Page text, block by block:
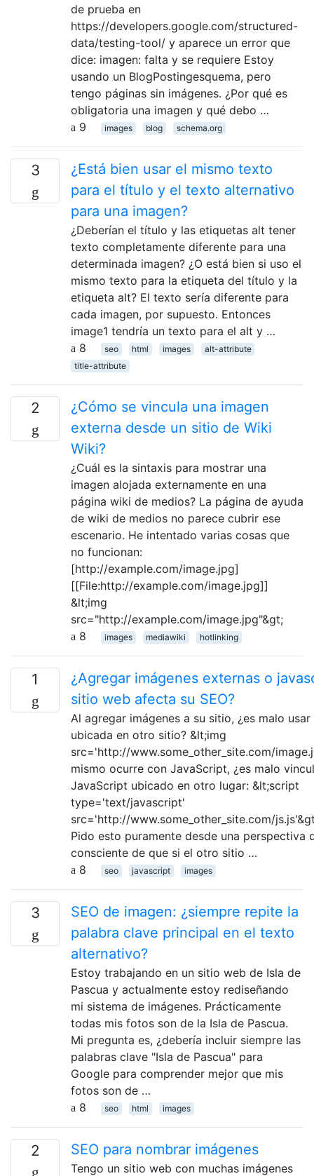
de prueba en
https://developers.google.com/structured-
data/testing-tool/ y aparece un error que
dice: imagen: falta y se requiere Estoy
usando un BlogPostingesquema, pero
tengo páginas sin imágenes. ¿Por qué es
obligatoria una imagen y qué debo …
9
images blog schema.org
3
¿Está bien usar el mismo texto
para el título y el texto alternativo
para una imagen?
¿Deberían el título y las etiquetas alt tener
texto completamente diferente para una
determinada imagen? ¿O está bien si uso el
mismo texto para la etiqueta del título y la
etiqueta alt? El texto sería diferente para
cada imagen, por supuesto. Entonces
image1 tendría un texto para el alt y …
8
seo html images
alt-attribute
title-attribute
2
¿Cómo se vincula una imagen
externa desde un sitio de Wiki
Wiki?
¿Cuál es la sintaxis para mostrar una
imagen alojada externamente en una
página wiki de medios? La página de ayuda
de wiki de medios no parece cubrir ese
escenario. He intentado varias cosas que
no funcionan:
[http://example.com/image.jpg]
[[File:http://example.com/image.jpg]]
&lt;img
src="http://example.com/image.jpg"&gt;
8
images mediawiki hotlinking
1
¿Agregar imágenes externas o
sitio web afecta su SEO?
Al agregar imágenes a su sitio, ¿es malo usar
ubicada en otro sitio? &lt;img
src='http://www.some_other_site.com/
mismo ocurre con JavaScript, ¿es malo
JavaScript ubicado en otro lugar: &lt;script
type='text/javascript'
src='http://www.some_other_site.com/
Pido esto puramente desde una perspectiva
consciente de que si el otro sitio …
8
seo javascript images
3
SEO de imagen: ¿siempre repite la
palabra clave principal en el texto
alternativo?
Estoy trabajando en un sitio web de Isla de
Pascua y actualmente estoy rediseñando
mi sistema de imágenes. Prácticamente
todas mis fotos son de la Isla de Pascua.
Mi pregunta es, ¿debería incluir siempre las
palabras clave "Isla de Pascua" para
Google para comprender mejor que mis
fotos son de …
8
seo html images
2 SEO para nombrar imágenes
Tengo un sitio web con muchas imágenes